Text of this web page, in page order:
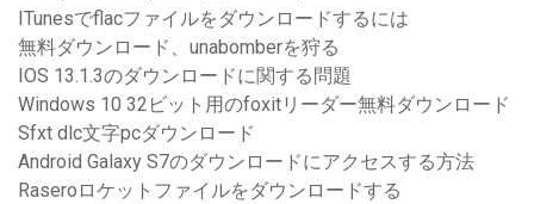
ITunesでflacファイルをダウンロードするには
無料ダウンロード、unabomberを狩る
IOS 13.1.3のダウンロードに関する問題
Windows 10 32ビット用のfoxitリーダー無料ダウンロード
Sfxt dlc文字pcダウンロード
Android Galaxy S7のダウンロードにアクセスする方法
Raseroロケットファイルをダウンロードする